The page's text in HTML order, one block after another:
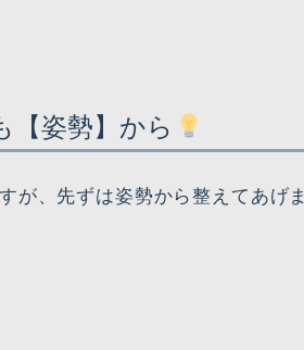
【姿勢】から
が、先ずは姿勢から整えてあげま